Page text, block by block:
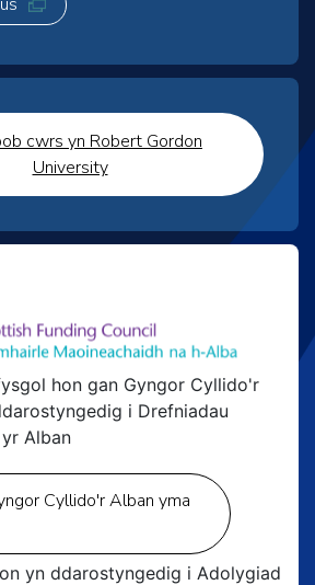
cwrs yn Robert Gordon
University
hon gan Gyngor Cyllido'r
i Drefniadau
Alban
Cyllido'r Alban yma
yn ddarostyngedig i Adolygiad